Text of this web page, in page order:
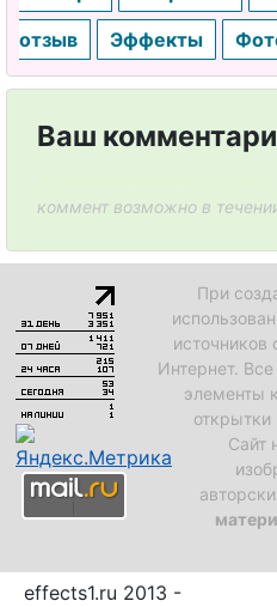
отзыв
Эффекты
Ваш
коммент возможно в
При
источников
Интернет. Все
элементы
Сайт
effects1.ru 2013 -